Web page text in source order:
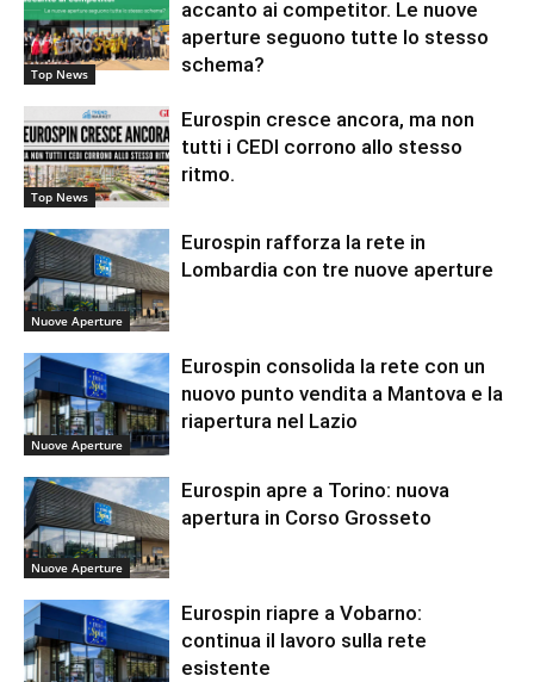
Top News
accanto ai competitor. Le nuove
aperture seguono tutte lo stesso
schema?
Top News
Eurospin cresce ancora, ma non
tutti i CEDI corrono allo stesso
ritmo.
Nuove Aperture
Eurospin rafforza la rete in
Lombardia con tre nuove aperture
Nuove Aperture
Eurospin consolida la rete con un
nuovo punto vendita a Mantova e la
riapertura nel Lazio
Nuove Aperture
Eurospin apre a Torino: nuova
apertura in Corso Grosseto
Eurospin riapre a Vobarno:
continua il lavoro sulla rete
esistente